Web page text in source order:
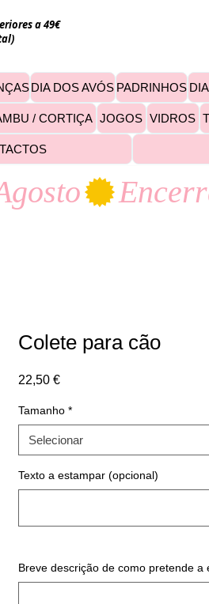
a 49€
Colete para cão
22,50 €Preço
Tamanho *
Selecionar
Texto a estampar (opcional)
Breve descrição de como pretende a
DIA DOS AVÓS PADRINHOS
/ CORTIÇA JOGOS VIDROS